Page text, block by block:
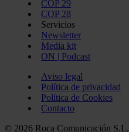
COP 29
COP 28
Servicios
Newsletter
Media kit
ON | Podcast
Aviso legal
Política de privacidad
Política de Cookies
Contacto
© 2026 Roca Comunicación S.L.